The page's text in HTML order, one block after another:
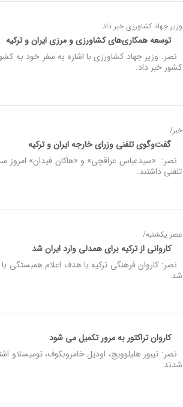
وزیر جهاد کشاورزی خبر داد:
توسعه همکاری‌های کشاورزی و مرزی ایران و ترکیه
نصر: وزیر جهاد کشاورزی با اشاره به سفر خود به
کشور خبر داد.
خبر/
گفت‌وگوی تلفنی وزرای خارجه ایران و ترکیه
تلفنی داشتند.
عصر یکشنبه/
کاروانی از ترکیه برای همدلی وارد ایران شد
نصر: کاروان فرهنگی ترکیه با هدف اعلام همبستگی با
شد.
کاروان تراکتور به مرور تکمیل می‌ شود
نصر: تیبور هلیلوویچ، اودیل خامروبکوف، تومیسلاو
شدند.